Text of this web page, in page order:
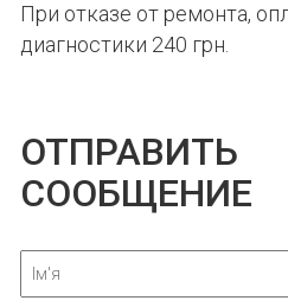
При отказе от ремонта,
диагностики 240 грн.
ОТПРАВИТЬ
СООБЩЕНИЕ